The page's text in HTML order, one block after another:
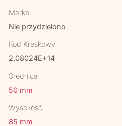
Marka
Nie przydzielono
Kod Kreskowy
2,08024E+14
Średnica
50 mm
Wysokość
85 mm